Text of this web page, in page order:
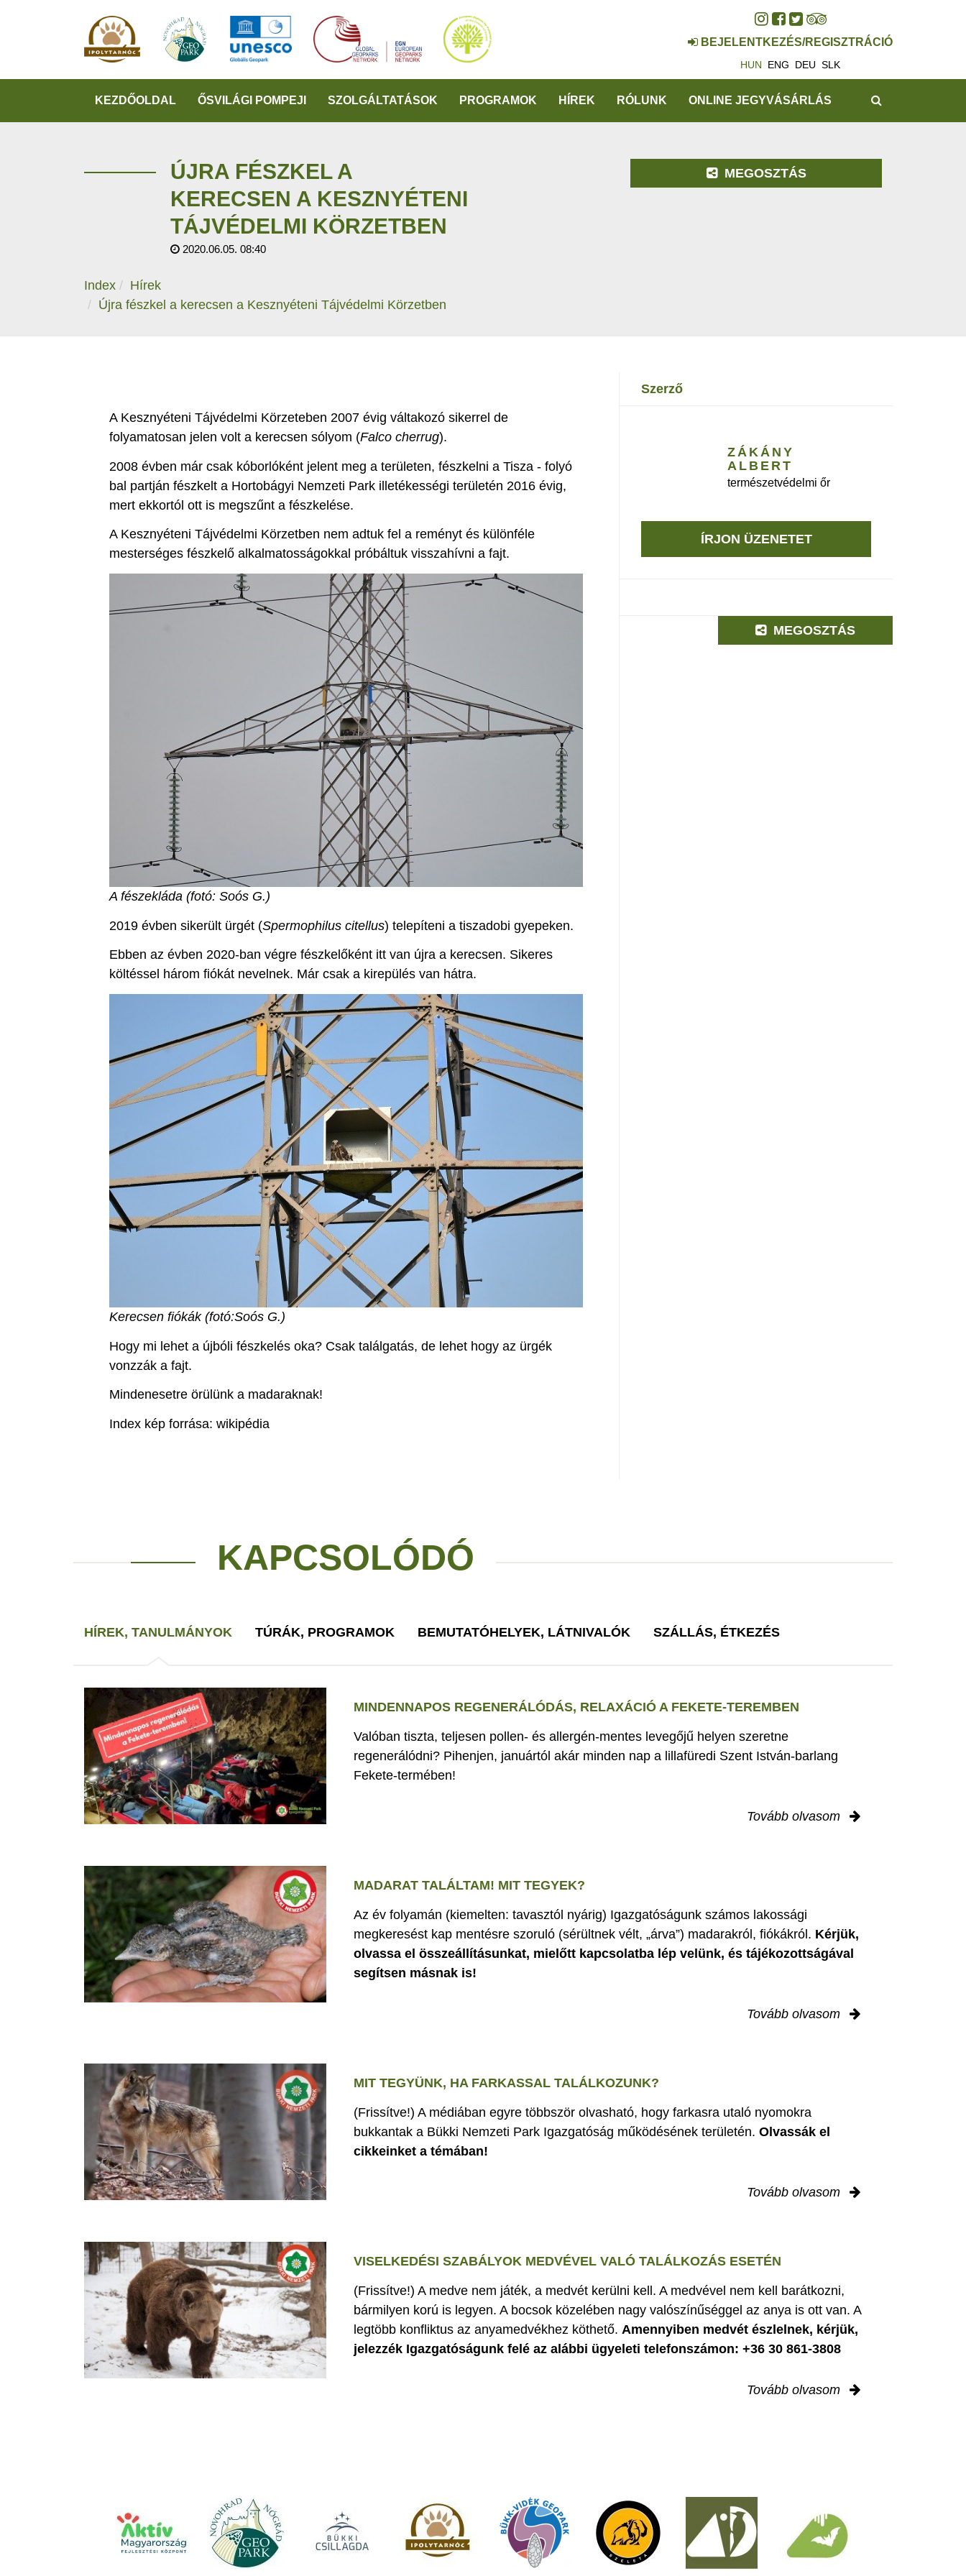
BEJELENTKEZÉS/REGISZTRÁCIÓ
HUN ENG DEU SLK
KEZDŐOLDAL ŐSVILÁGI POMPEJI SZOLGÁLTATÁSOK PROGRAMOK HÍREK RÓLUNK ONLINE JEGYVÁSÁRLÁS
ÚJRA FÉSZKEL A
KERECSEN A KESZNYÉTENI
TÁJVÉDELMI KÖRZETBEN
2020.06.05. 08:40
Index
Hírek
Újra fészkel a kerecsen a Kesznyéteni Tájvédelmi Körzetben
MEGOSZTÁS
A Kesznyéteni Tájvédelmi Körzeteben 2007 évig váltakozó sikerrel de
folyamatosan jelen volt a kerecsen sólyom (Falco cherrug).
2008 évben már csak kóborlóként jelent meg a területen, fészkelni a Tisza - folyó
bal partján fészkelt a Hortobágyi Nemzeti Park illetékességi területén 2016 évig,
mert ekkortól ott is megszűnt a fészkelése.
A Kesznyéteni Tájvédelmi Körzetben nem adtuk fel a reményt és különféle
mesterséges fészkelő alkalmatosságokkal próbáltuk visszahívni a fajt.
A fészekláda (fotó: Soós G.)
2019 évben sikerült ürgét (Spermophilus citellus) telepíteni a tiszadobi gyepeken.
Ebben az évben 2020-ban végre fészkelőként itt van újra a kerecsen. Sikeres
költéssel három fiókát nevelnek. Már csak a kirepülés van hátra.
Kerecsen fiókák (fotó:Soós G.)
Hogy mi lehet a újbóli fészkelés oka? Csak találgatás, de lehet hogy az ürgék
vonzzák a fajt.
Mindenesetre örülünk a madaraknak!
Index kép forrása: wikipédia
szerző
ZÁKÁNY
ALBERT
természetvédelmi őr
ÍRJON ÜZENETET
MEGOSZTÁS
KAPCSOLÓDÓ
HÍREK, TANULMÁNYOK TÚRÁK, PROGRAMOK BEMUTATÓHELYEK, LÁTNIVALÓK SZÁLLÁS, ÉTKEZÉS
MINDENNAPOS REGENERÁLÓDÁS, RELAXÁCIÓ A FEKETE-TEREMBEN
Valóban tiszta, teljesen pollen- és allergén-mentes levegőjű helyen szeretne
regenerálódni? Pihenjen, januártól akár minden nap a lillafüredi Szent István-barlang
Fekete-termében!
Tovább olvasom
MADARAT TALÁLTAM! MIT TEGYEK?
Az év folyamán (kiemelten: tavasztól nyárig) Igazgatóságunk számos lakossági
megkeresést kap mentésre szoruló (sérültnek vélt, „árva”) madarakról, fiókákról. Kérjük,
olvassa el összeállításunkat, mielőtt kapcsolatba lép velünk, és tájékozottságával
segítsen másnak is!
Tovább olvasom
MIT TEGYÜNK, HA FARKASSAL TALÁLKOZUNK?
(Frissítve!) A médiában egyre többször olvasható, hogy farkasra utaló nyomokra
bukkantak a Bükki Nemzeti Park Igazgatóság működésének területén. Olvassák el
cikkeinket a témában!
Tovább olvasom
VISELKEDÉSI SZABÁLYOK MEDVÉVEL VALÓ TALÁLKOZÁS ESETÉN
(Frissítve!) A medve nem játék, a medvét kerülni kell. A medvével nem kell barátkozni,
bármilyen korú is legyen. A bocsok közelében nagy valószínűséggel az anya is ott van. A
legtöbb konfliktus az anyamedvékhez köthető. Amennyiben medvét észlelnek, kérjük,
jelezzék Igazgatóságunk felé az alábbi ügyeleti telefonszámon: +36 30 861-3808
Tovább olvasom